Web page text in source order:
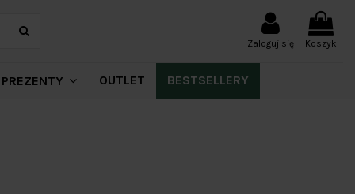
Zaloguj się Koszyk
PREZENTY OUTLET BESTSELLERY